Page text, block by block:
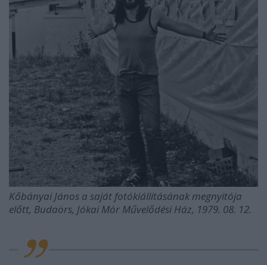
Kőbányai János a saját fotókiállításának megnyitója
előtt, Budaörs, Jókai Mór Művelődési Ház, 1979. 08. 12.